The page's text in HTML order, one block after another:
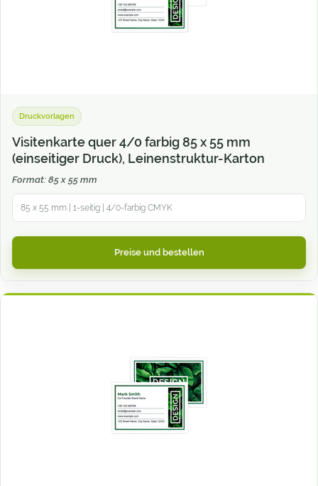
Druckvorlagen
Visitenkarte quer 4/0 farbig 85 x 55 mm
(einseitiger Druck), Leinenstruktur-Karton
Format: 85 x 55 mm
85 x 55 mm | 1-seitig | 4/0-farbig CMYK
Preise und bestellen